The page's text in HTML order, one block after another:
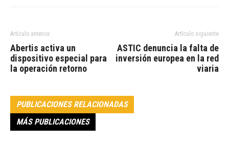
Artículo anterior
Abertis activa un
dispositivo especial para
la operación retorno
Artículo siguiente
ASTIC denuncia la falta de
inversión europea en la red
viaria
PUBLICACIONES RELACIONADAS
MÁS PUBLICACIONES